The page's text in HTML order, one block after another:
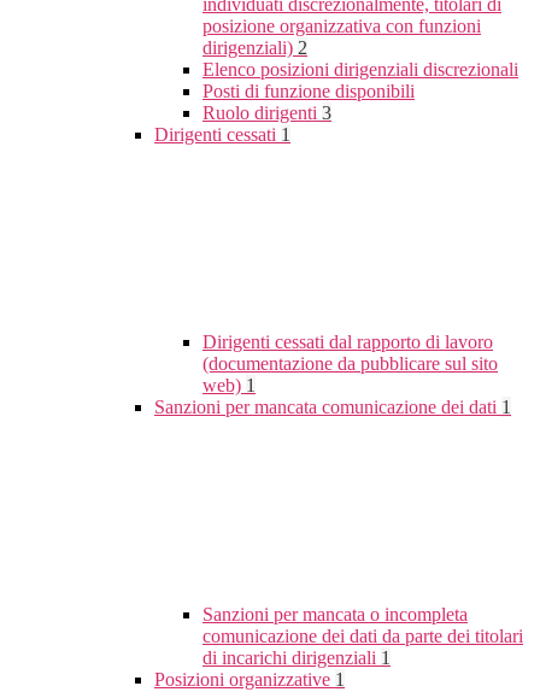
individuati discrezionalmente, titolari di
posizione organizzativa con funzioni
dirigenziali) 2
Elenco posizioni dirigenziali discrezionali
Posti di funzione disponibili
Ruolo dirigenti 3
Dirigenti cessati 1
Dirigenti cessati dal rapporto di lavoro
(documentazione da pubblicare sul sito
web) 1
Sanzioni per mancata comunicazione dei dati 1
Sanzioni per mancata o incompleta
comunicazione dei dati da parte dei titolari
di incarichi dirigenziali 1
Posizioni organizzative 1